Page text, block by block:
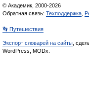
© Академик, 2000-2026
Обратная связь: Техподдержка
👣 Путешествия
Экспорт словарей на сайты ,
WordPress, MODx.